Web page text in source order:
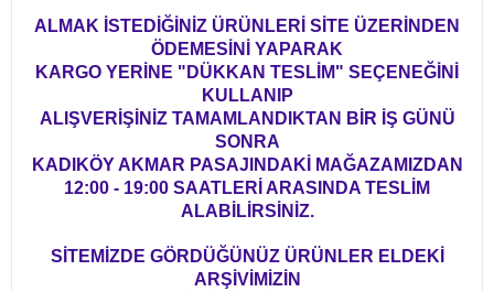
ALMAK İSTEDİĞİNİZ ÜRÜNLERİ SİTE ÜZERİNDEN
ÖDEMESİNİ YAPARAK
KARGO YERİNE "DÜKKAN TESLİM" SEÇENEĞİNİ
KULLANIP
ALIŞVERİŞİNİZ TAMAMLANDIKTAN BİR İŞ GÜNÜ
SONRA
KADIKÖY AKMAR PASAJINDAKİ MAĞAZAMIZDAN
12:00 - 19:00 SAATLERİ ARASINDA TESLİM
ALABİLİRSİNİZ.
SİTEMİZDE GÖRDÜĞÜNÜZ ÜRÜNLER ELDEKİ
ARŞİVİMİZİN